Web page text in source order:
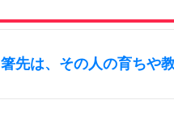
箸先は、その人の育ちや